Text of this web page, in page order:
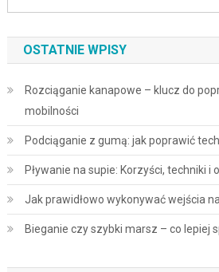
OSTATNIE WPISY
Rozciąganie kanapowe – klucz do
mobilności
Podciąganie z gumą: jak poprawić
Pływanie na supie: Korzyści, techniki i
Jak prawidłowo wykonywać wejścia
Bieganie czy szybki marsz – co lepiej